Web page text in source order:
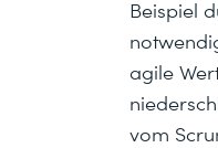
Beispiel
agile
vom